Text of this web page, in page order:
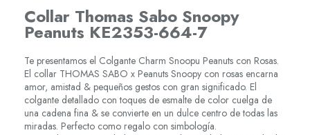
Collar Thomas Sabo Snoopy
Peanuts KE2353-664-7
Te presentamos el Colgante Charm Snoopu Peanuts con Rosas.
El collar THOMAS SABO x Peanuts Snoopy con rosas encarna
amor, amistad & pequeños gestos con gran significado. El
colgante detallado con toques de esmalte de color cuelga de
una cadena fina & se convierte en un dulce centro de todas las
miradas. Perfecto como regalo con simbología.